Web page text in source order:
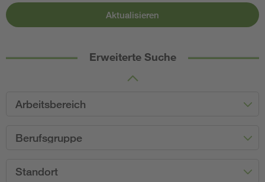
Aktualisieren
Erweiterte Suche
Arbeitsbereich
Berufsgruppe
Standort